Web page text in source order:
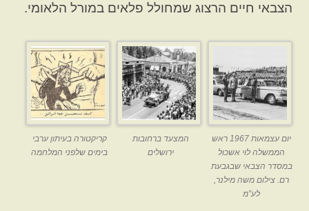
הצבאי חיים הרצוג שמחולל פלאים במורל הלאומי.
יום עצמאות 1967 ראש
הממשלה לוי אשכול
במסדר הצבאי שבגבעת
רם. צילום משה מילנר,
לע”מ
המצעד ברחובות
ירושלים
קריקטורה בעיתון ערבי
בימים שלפני המלחמה